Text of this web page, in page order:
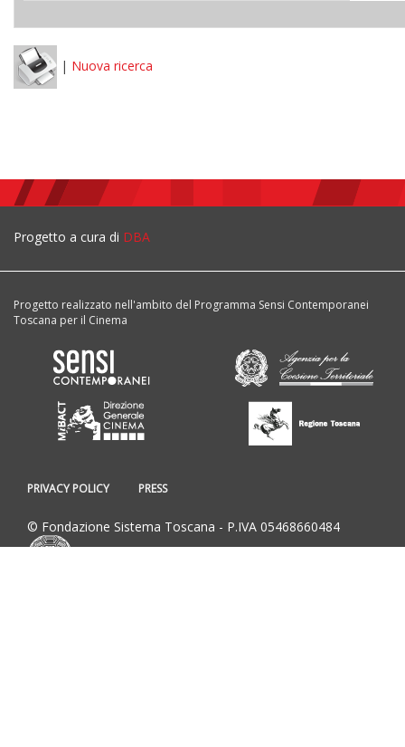
| Nuova ricerca
Progetto a cura di DBA
Progetto realizzato nell'ambito del Programma Sensi Contemporanei
Toscana per il Cinema
PRIVACY POLICY PRESS
© Fondazione Sistema Toscana - P.IVA 05468660484